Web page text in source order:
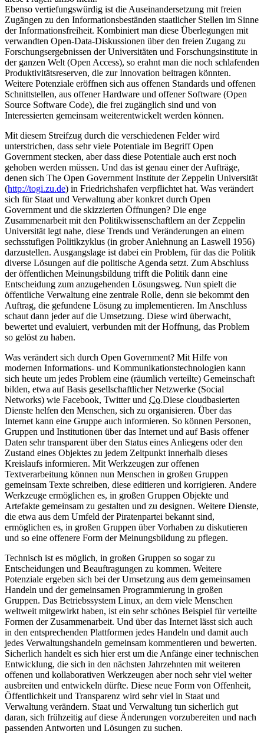
Ebenso vertiefungswürdig ist die Auseinandersetzung mit freien
Zugängen zu den Informationsbeständen staatlicher Stellen im Sinne
der Informationsfreiheit. Kombiniert man diese Überlegungen mit
verwandten Open-Data-Diskussionen über den freien Zugang zu
Forschungsergebnissen der Universitäten und Forschungsinstitute in
der ganzen Welt (Open Access), so erahnt man die noch schlafenden
Produktivitätsreserven, die zur Innovation beitragen könnten.
Weitere Potenziale eröffnen sich aus offenen Standards und offenen
Schnittstellen, aus offener Hardware und offener Software (Open
Source Software Code), die frei zugänglich sind und von
Interessierten gemeinsam weiterentwickelt werden können.
Mit diesem Streifzug durch die verschiedenen Felder wird
unterstrichen, dass sehr viele Potentiale im Begriff Open
Government stecken, aber dass diese Potentiale auch erst noch
gehoben werden müssen. Und das ist genau einer der Aufträge,
denen sich The Open Government Institute der Zeppelin Universität
(http://togi.zu.de) in Friedrichshafen verpflichtet hat. Was verändert
sich für Staat und Verwaltung aber konkret durch Open
Government und die skizzierten Öffnungen? Die enge
Zusammenarbeit mit den Politikwissenschaftlern an der Zeppelin
Universität legt nahe, diese Trends und Veränderungen an einem
sechsstufigen Politikzyklus (in grober Anlehnung an Laswell 1956)
darzustellen. Ausgangslage ist dabei ein Problem, für das die Politik
diverse Lösungen auf die politische Agenda setzt. Zum Abschluss
der öffentlichen Meinungsbildung trifft die Politik dann eine
Entscheidung zum anzugehenden Lösungsweg. Nun spielt die
öffentliche Verwaltung eine zentrale Rolle, denn sie bekommt den
Auftrag, die gefundene Lösung zu implementieren. Im Anschluss
schaut dann jeder auf die Umsetzung. Diese wird überwacht,
bewertet und evaluiert, verbunden mit der Hoffnung, das Problem
so gelöst zu haben.
Was verändert sich durch Open Government? Mit Hilfe von
modernen Informations- und Kommunikationstechnologien kann
sich heute um jedes Problem eine (räumlich verteilte) Gemeinschaft
bilden, etwa auf Basis gesellschaftlicher Netzwerke (Social
Networks) wie Facebook, Twitter und Co.Diese cloudbasierten
Dienste helfen den Menschen, sich zu organisieren. Über das
Internet kann eine Gruppe auch informieren. So können Personen,
Gruppen und Institutionen über das Internet und auf Basis offener
Daten sehr transparent über den Status eines Anliegens oder den
Zustand eines Objektes zu jedem Zeitpunkt innerhalb dieses
Kreislaufs informieren. Mit Werkzeugen zur offenen
Textverarbeitung können nun Menschen in großen Gruppen
gemeinsam Texte schreiben, diese editieren und korrigieren. Andere
Werkzeuge ermöglichen es, in großen Gruppen Objekte und
Artefakte gemeinsam zu gestalten und zu designen. Weitere Dienste,
die etwa aus dem Umfeld der Piratenpartei bekannt sind,
ermöglichen es, in großen Gruppen über Vorhaben zu diskutieren
und so eine offenere Form der Meinungsbildung zu pflegen.
Technisch ist es möglich, in großen Gruppen so sogar zu
Entscheidungen und Beauftragungen zu kommen. Weitere
Potenziale ergeben sich bei der Umsetzung aus dem gemeinsamen
Handeln und der gemeinsamen Programmierung in großen
Gruppen. Das Betriebssystem Linux, an dem viele Menschen
weltweit mitgewirkt haben, ist ein sehr schönes Beispiel für verteilte
Formen der Zusammenarbeit. Und über das Internet lässt sich auch
in den entsprechenden Plattformen jedes Handeln und damit auch
jedes Verwaltungshandeln gemeinsam kommentieren und bewerten.
Sicherlich handelt es sich hier erst um die Anfänge einer technischen
Entwicklung, die sich in den nächsten Jahrzehnten mit weiteren
offenen und kollaborativen Werkzeugen aber noch sehr viel weiter
ausbreiten und entwickeln dürfte. Diese neue Form von Offenheit,
Öffentlichkeit und Transparenz wird sehr viel in Staat und
Verwaltung verändern. Staat und Verwaltung tun sicherlich gut
daran, sich frühzeitig auf diese Änderungen vorzubereiten und nach
passenden Antworten und Lösungen zu suchen.